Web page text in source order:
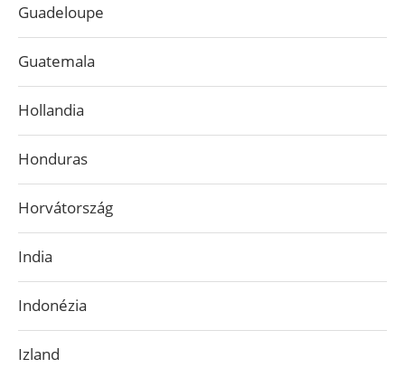
Guadeloupe
Guatemala
Hollandia
Honduras
Horvátország
India
Indonézia
Izland